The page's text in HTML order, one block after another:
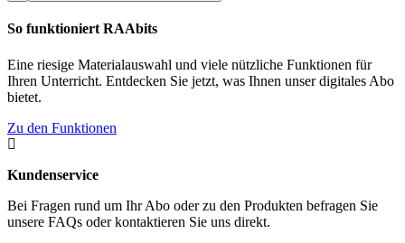
So funktioniert RAAbits
Eine riesige Materialauswahl und viele nützliche Funktionen für
Ihren Unterricht. Entdecken Sie jetzt, was Ihnen unser digitales Abo
bietet.
Zu den Funktionen

Kundenservice
Bei Fragen rund um Ihr Abo oder zu den Produkten befragen Sie
unsere FAQs oder kontaktieren Sie uns direkt.